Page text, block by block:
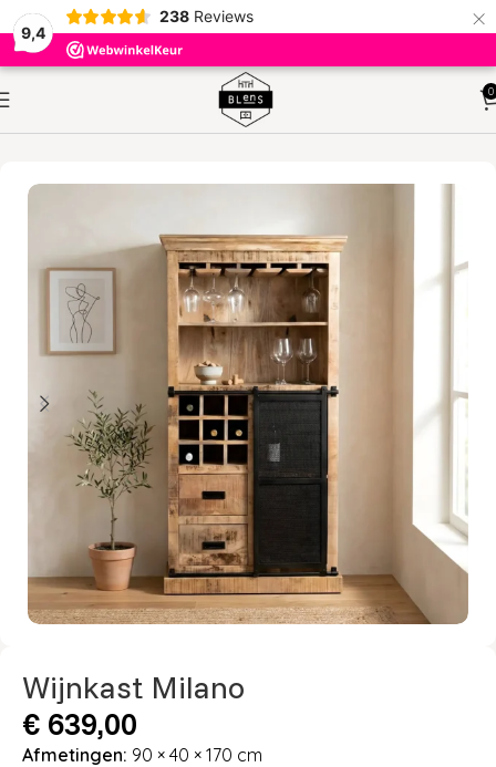
9,4
238 Reviews ×
0
VAKKENKASTEN
Wijnkast Milano
€ 639,00
Afmetingen: 90 × 40 × 170 cm